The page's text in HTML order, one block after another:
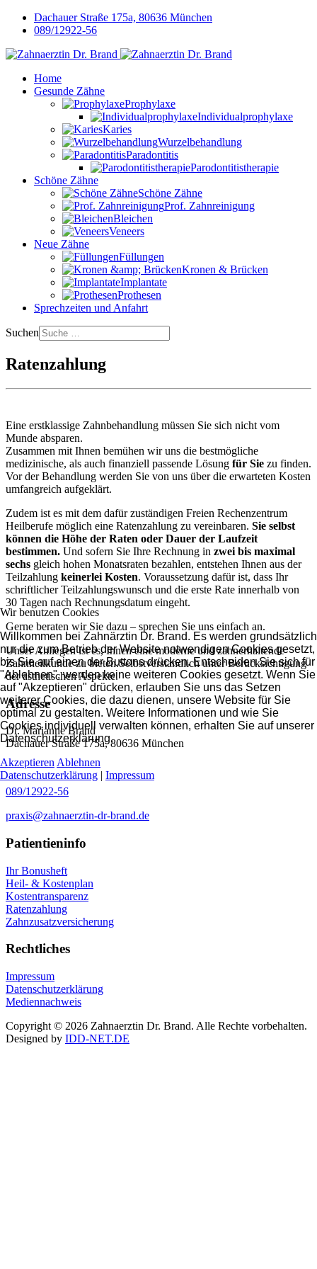
Dachauer Straße 175a, 80636 München
089/12922-56
Home
Gesunde Zähne
Prophylaxe
Individualprophylaxe
Karies
Wurzelbehandlung
Paradontitis
Parodontitistherapie
Schöne Zähne
Schöne Zähne
Prof. Zahnreinigung
Bleichen
Veneers
Neue Zähne
Füllungen
Kronen & Brücken
Implantate
Prothesen
Sprechzeiten und Anfahrt
Suchen
Ratenzahlung
Eine erstklassige Zahnbehandlung müssen Sie sich nicht vom
Munde absparen.
Zusammen mit Ihnen bemühen wir uns die bestmögliche
medizinische, als auch finanziell passende Lösung für Sie zu finden.
Vor der Behandlung werden Sie von uns über die erwarteten Kosten
umfangreich aufgeklärt.
Zudem ist es mit dem dafür zuständigen Freien Rechenzentrum
Heilberufe möglich eine Ratenzahlung zu vereinbaren. Sie selbst
können die Höhe der Raten oder Dauer der Laufzeit
bestimmen. Und sofern Sie Ihre Rechnung in zwei bis maximal
sechs gleich hohen Monats­raten bezahlen, entstehen Ihnen aus der
Teilzahlung keinerlei Kosten. Voraussetzung dafür ist, dass Ihr
schriftlicher Teilzahlungswunsch und die erste Rate innerhalb von
30 Tagen nach Rechnungsdatum eingeht.
Gerne beraten wir Sie dazu – sprechen Sie uns einfach an.
Unser Anliegen ist es, Ihnen eine moderne und zahnerhaltende
Zahnheilkunde zu bieten.Selbstverständlich unter Berücksichtigung
der ästhetischen Aspekte.
Adresse
Dr. Marianne Brand
Dachauer Straße 175a, 80636 München
089/12922-56
praxis@zahnaerztin-dr-brand.de
Patientieninfo
Ihr Bonusheft
Heil- & Kostenplan
Kostentransparenz
Ratenzahlung
Zahnzusatzversicherung
Rechtliches
Impressum
Datenschutzerklärung
Mediennachweis
Copyright © 2026 Zahnaerztin Dr. Brand. Alle Rechte vorbehalten.
Designed by IDD-NET.DE
Wir benutzen Cookies
Willkommen bei Zahnärztin Dr. Brand. Es werden grundsätzlich
nur die zum Betrieb der Website notwendigen Cookies gesetzt,
bis Sie auf einen der Buttons drücken. Entscheiden Sie sich für
"Ablehnen", werden keine weiteren Cookies gesetzt. Wenn Sie
auf "Akzeptieren" drücken, erlauben Sie uns das Setzen
weiterer Cookies, die dazu dienen, unsere Website für Sie
optimal zu gestalten. Weitere Informationen und wie Sie
Cookies individuell verwalten können, erhalten Sie auf unserer
Datenschutzerklärung.
Akzeptieren Ablehnen
Datenschutzerklärung | Impressum